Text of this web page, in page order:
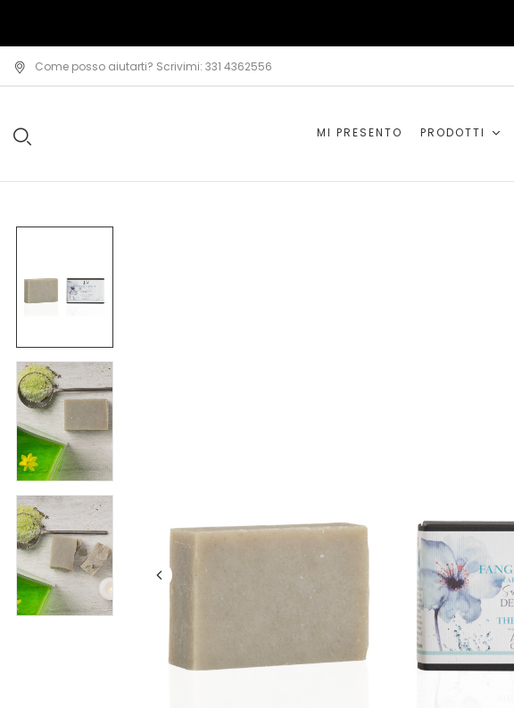
Come posso aiutarti? Scrivimi: 331 4362556
MI PRESENTO PRODOTTI